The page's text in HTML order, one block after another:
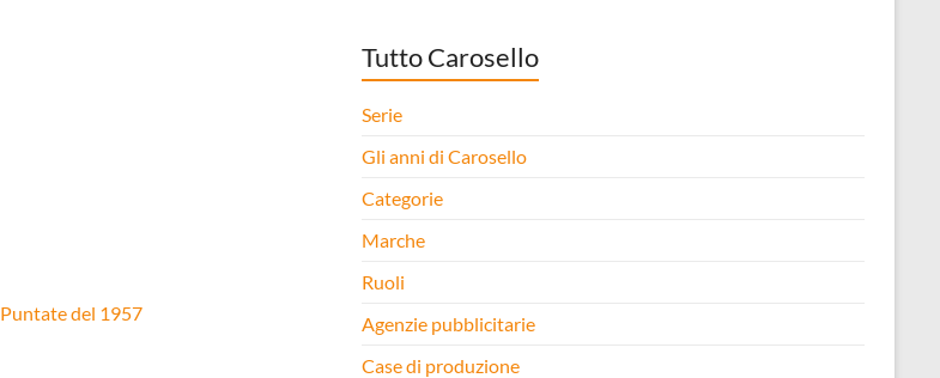
Puntate del 1957
Tutto Carosello
Serie
Gli anni di Carosello
Categorie
Marche
Ruoli
Agenzie pubblicitarie
Case di produzione